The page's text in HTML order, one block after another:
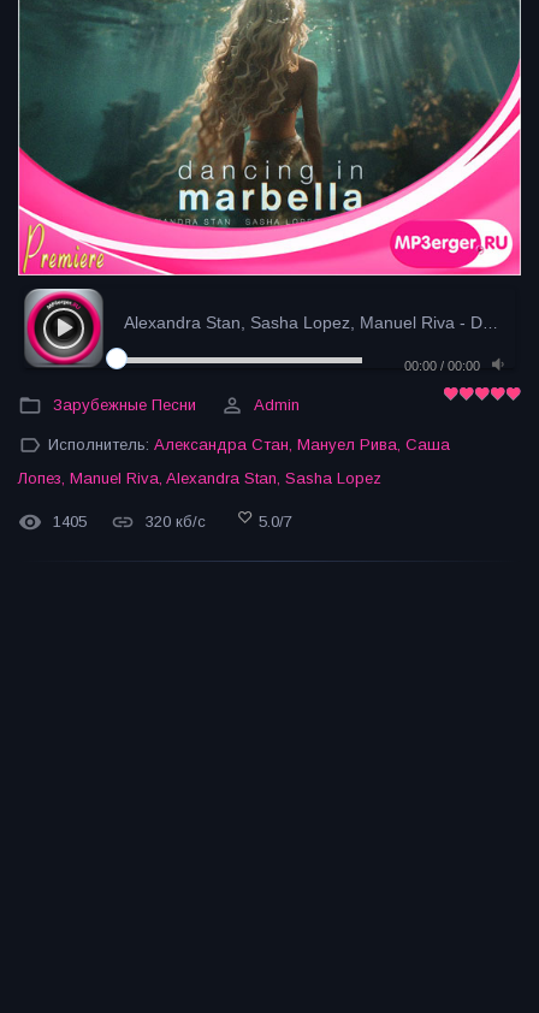
00:00 / 00:00
Зарубежные Песни Admin
Исполнитель: Александра Стан Мануел Рива Саша
Лопез, Manuel Riva, Alexandra Stan, Sasha Lopez
1405 320 кб/с 5.0/7